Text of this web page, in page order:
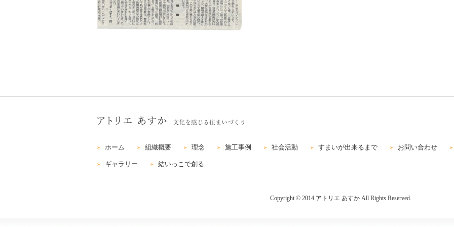
ホーム 組織概要 理念 施工事例 社会活動 すまいが出来るまで お問い合わせ
ギャラリー 結いっこで創る
Copyright © 2014 アトリエ あすか All Rights Reserved.